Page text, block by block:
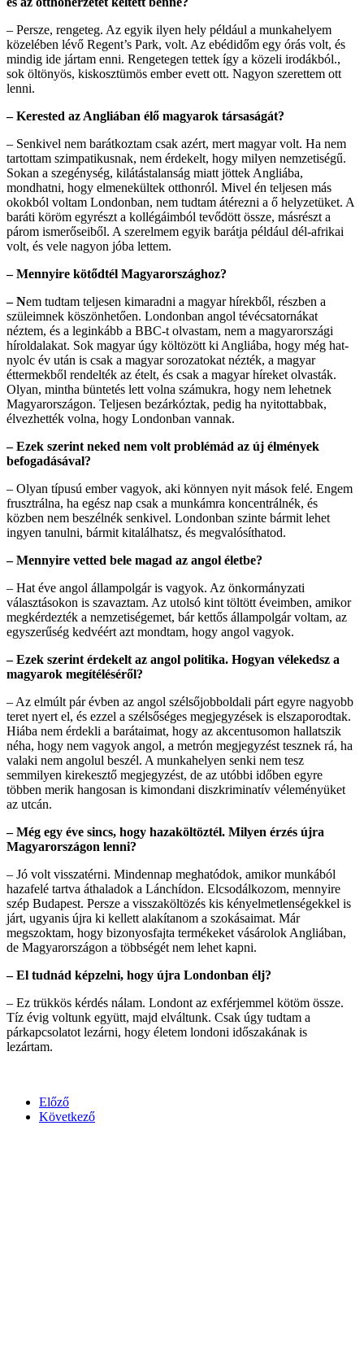
– Persze, rengeteg. Az egyik ilyen hely például a munkahelyem
közelében lévő Regent’s Park, volt. Az ebédidőm egy órás volt, és
mindig ide jártam enni. Rengetegen tettek így a közeli irodákból.,
sok öltönyös, kiskosztümös ember evett ott. Nagyon szerettem ott
lenni.
– Kerested az Angliában élő magyarok társaságát?
– Senkivel nem barátkoztam csak azért, mert magyar volt. Ha nem
tartottam szimpatikusnak, nem érdekelt, hogy milyen nemzetiségű.
Sokan a szegénység, kilátástalanság miatt jöttek Angliába,
mondhatni, hogy elmenekültek otthonról. Mivel én teljesen más
okokból voltam Londonban, nem tudtam átérezni a ő helyzetüket. A
baráti köröm egyrészt a kollégáimból tevődött össze, másrészt a
párom ismerőseiből. A szerelmem egyik barátja például dél-afrikai
volt, és vele nagyon jóba lettem.
– Mennyire kötődtél Magyarországhoz?
– Nem tudtam teljesen kimaradni a magyar hírekből, részben a
szüleimnek köszönhetően. Londonban angol tévécsatornákat
néztem, és a leginkább a BBC-t olvastam, nem a magyarországi
híroldalakat. Sok magyar úgy költözött ki Angliába, hogy még hat-
nyolc év után is csak a magyar sorozatokat nézték, a magyar
éttermekből rendelték az ételt, és csak a magyar híreket olvasták.
Olyan, mintha büntetés lett volna számukra, hogy nem lehetnek
Magyarországon. Teljesen bezárkóztak, pedig ha nyitottabbak,
élvezhették volna, hogy Londonban vannak.
– Ezek szerint neked nem volt problémád az új élmények
befogadásával?
– Olyan típusú ember vagyok, aki könnyen nyit mások felé. Engem
frusztrálna, ha egész nap csak a munkámra koncentrálnék, és
közben nem beszélnék senkivel. Londonban szinte bármit lehet
ingyen tanulni, bármit kitalálhatsz, és megvalósíthatod.
– Mennyire vetted bele magad az angol életbe?
– Hat éve angol állampolgár is vagyok. Az önkormányzati
választásokon is szavaztam. Az utolsó kint töltött éveimben, amikor
megkérdezték a nemzetiségemet, bár kettős állampolgár voltam, az
egyszerűség kedvéért azt mondtam, hogy angol vagyok.
– Ezek szerint érdekelt az angol politika. Hogyan vélekedsz a
magyarok megítéléséről?
– Az elmúlt pár évben az angol szélsőjobboldali párt egyre nagyobb
teret nyert el, és ezzel a szélsőséges megjegyzések is elszaporodtak.
Hiába nem érdekli a barátaimat, hogy az akcentusomon hallatszik
néha, hogy nem vagyok angol, a metrón megjegyzést tesznek rá, ha
valaki nem angolul beszél. A munkahelyen senki nem tesz
semmilyen kirekesztő megjegyzést, de az utóbbi időben egyre
többen merik hangosan is kimondani diszkriminatív véleményüket
az utcán.
– Még egy éve sincs, hogy hazaköltöztél. Milyen érzés újra
Magyarországon lenni?
– Jó volt visszatérni. Mindennap meghatódok, amikor munkából
hazafelé tartva áthaladok a Lánchídon. Elcsodálkozom, mennyire
szép Budapest. Persze a visszaköltözés kis kényelmetlenségekkel is
járt, ugyanis újra ki kellett alakítanom a szokásaimat. Már
megszoktam, hogy bizonyosfajta termékeket vásárolok Angliában,
de Magyarországon a többségét nem lehet kapni.
– El tudnád képzelni, hogy újra Londonban élj?
– Ez trükkös kérdés nálam. Londont az exférjemmel kötöm össze.
Tíz évig voltunk együtt, majd elváltunk. Csak úgy tudtam a
párkapcsolatot lezárni, hogy életem londoni időszakának is
lezártam.
Előző
Következő